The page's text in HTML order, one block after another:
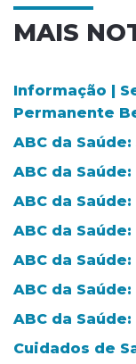
MAIS
Informação |
Permanente
ABC da Saúde:
ABC da Saúde:
ABC da Saúde:
ABC da Saúde:
ABC da Saúde:
ABC da Saúde:
ABC da Saúde:
Cuidados de